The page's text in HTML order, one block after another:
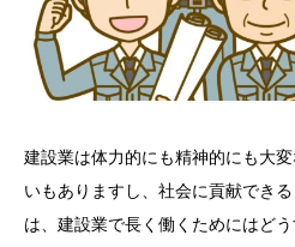
建設業は体力的にも精神的にも大
いもありますし、社会に貢献でき
は、建設業で長く働くためにはど